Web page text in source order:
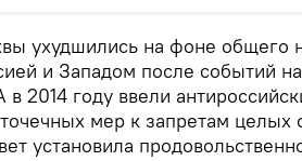
ухудшились на фоне общего
и Западом после событий
2014 году ввели
мер к запретам целых
установила